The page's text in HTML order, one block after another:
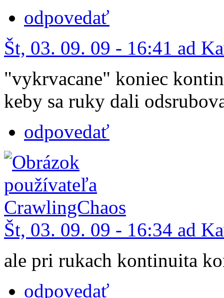
odpovedať
Št, 03. 09. 09 - 16:41 ad
"vykrvacane" koniec
keby sa ruky dali
odpovedať
Št, 03. 09. 09 - 16:34 ad
ale pri rukach kontinuita
odpovedať